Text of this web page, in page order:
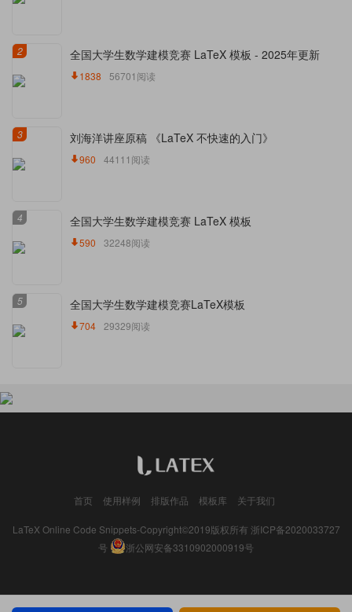
2 全国大学生数学建模竞赛 LaTeX 模板 - 2025年更新
1838 56701阅读
3 刘海洋讲座原稿 《LaTeX 不快速的入门》
960 44111阅读
4 全国大学生数学建模竞赛 LaTeX 模板
590 32248阅读
5 全国大学生数学建模竞赛LaTeX模板
704 29329阅读
首页 使用样例 排版作品 模板库 关于我们
LaTeX Online Code Snippets-Copyright©2019版权所有 浙ICP备2020033727
号
浙公网安备3310902000919号